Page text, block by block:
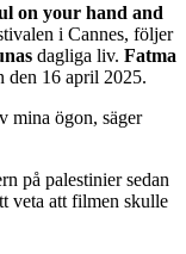
on your hand and
i Cannes, följer
dagliga liv. Fatma
den 16 april 2025.
mina ögon, säger
på palestinier sedan
veta att filmen skulle